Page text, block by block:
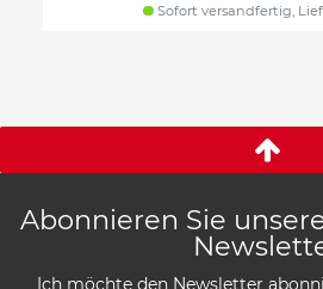
Sofort versandfertig,
Abonnieren Sie
Ich möchte den Newsletter